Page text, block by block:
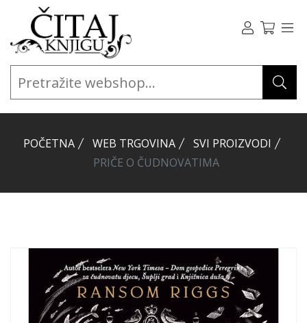
POČETNA WEB TRGOVINA
SVI PROIZVODI
PRIČE O ČUDNOVATIMA